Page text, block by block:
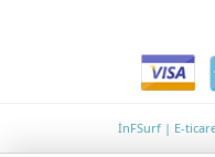
İnFSurf | E-